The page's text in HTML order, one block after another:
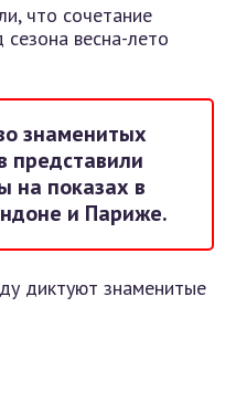
что сочетание
весна-лето
знаменитых
представили
на показах в
и Париже.
диктуют знаменитые